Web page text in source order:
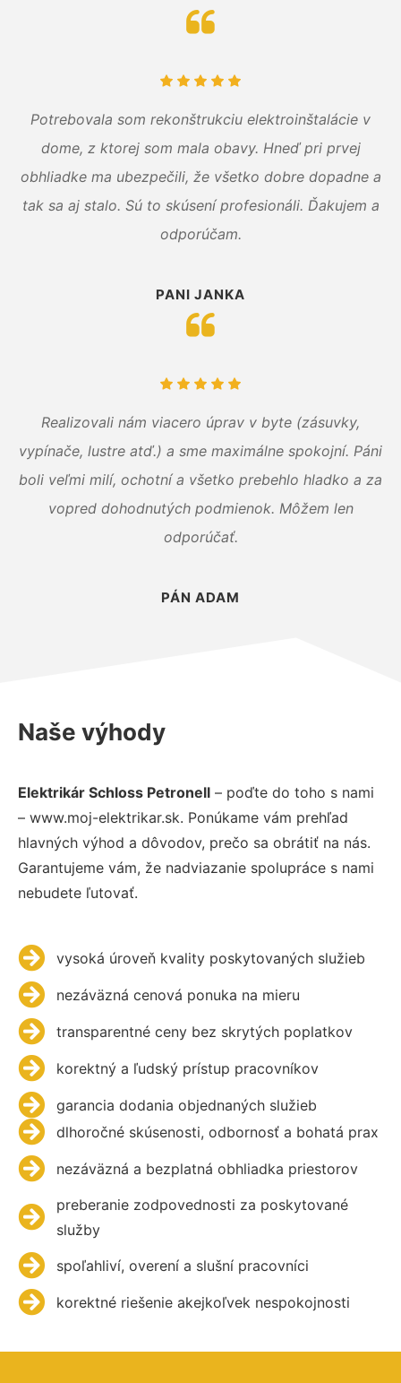
Potrebovala som rekonštrukciu elektroinštalácie v
dome, z ktorej som mala obavy. Hneď pri prvej
obhliadke ma ubezpečili, že všetko dobre dopadne a
tak sa aj stalo. Sú to skúsení profesionáli. Ďakujem a
odporúčam.
PANI JANKA
Realizovali nám viacero úprav v byte (zásuvky,
vypínače, lustre atď.) a sme maximálne spokojní. Páni
boli veľmi milí, ochotní a všetko prebehlo hladko a za
vopred dohodnutých podmienok. Môžem len
odporúčať.
PÁN ADAM
Naše výhody
Elektrikár Schloss Petronell – poďte do toho s nami
– www.moj-elektrikar.sk. Ponúkame vám prehľad
hlavných výhod a dôvodov, prečo sa obrátiť na nás.
Garantujeme vám, že nadviazanie spolupráce s nami
nebudete ľutovať.
vysoká úroveň kvality poskytovaných služieb
nezáväzná cenová ponuka na mieru
transparentné ceny bez skrytých poplatkov
korektný a ľudský prístup pracovníkov
garancia dodania objednaných služieb
dlhoročné skúsenosti, odbornosť a bohatá prax
nezáväzná a bezplatná obhliadka priestorov
preberanie zodpovednosti za poskytované
služby
spoľahliví, overení a slušní pracovníci
korektné riešenie akejkoľvek nespokojnosti